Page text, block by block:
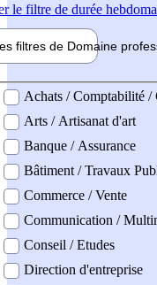
le filtre de durée
filtres de Domaine pro
professionel
Achats / Comptabilité /
Arts / Artisanat d'art
Banque / Assurance
Bâtiment / Travaux
Commerce / Vente
Communication /
Conseil / Etudes
Direction d'entreprise